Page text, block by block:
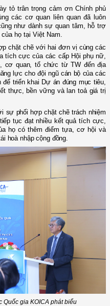
tỏ trân trọng cảm ơn Chính phủ
các cơ quan liên quan đã luôn
như dành sự quan tâm, hỗ trợ
họ tại Việt Nam
chặt chẽ với hai đơn vị cùng các
tích cực của các cấp Hội phụ nữ,
cơ quan, tổ chức từ TW đến địa
lực cho đội ngũ cán bộ của các
để triển khai Dự án đúng mục tiêu,
thực, bền vững và lan toả giá trị
sự phối hợp chặt chẽ trách nhiệm
tục đạt nhiều kết quả tích cực,
họ có thêm điểm tựa, cơ hội và
hoà nhập cộng đồng
Quốc gia KOICA phát biểu